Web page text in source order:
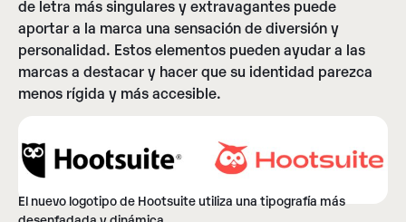
de letra más singulares y extravagantes puede
aportar a la marca una sensación de diversión y
personalidad. Estos elementos pueden ayudar a las
marcas a destacar y hacer que su identidad parezca
menos rígida y más accesible.
El nuevo logotipo de Hootsuite utiliza una tipografía más
desenfadada y dinámica.